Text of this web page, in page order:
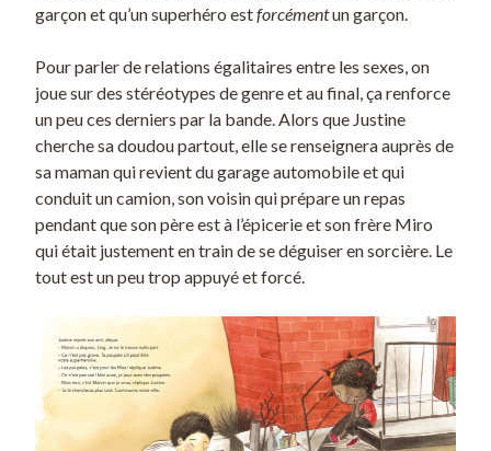
garçon et qu’un superhéro estforcémentun garçon.
Pour parler de relations égalitaires entre les sexes, on
joue sur des stéréotypes de genre et au final, ça renforce
un peu ces derniers par la bande. Alors que Justine
cherche sa doudou partout, elle se renseignera auprès de
sa maman qui revient du garage automobile et qui
conduit un camion, son voisin qui prépare un repas
pendant que son père est à l’épicerie et son frère Miro
qui était justement en train de se déguiser en sorcière. Le
tout est un peu trop appuyé et forcé.